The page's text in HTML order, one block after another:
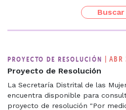
PROYECTO DE RESOLUCIÓN | ABR
Proyecto de Resolución
La Secretaría Distrital de las
encuentra disponible para
proyecto de resolución "Por